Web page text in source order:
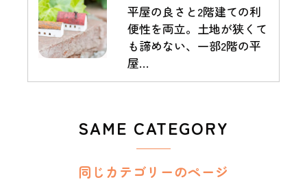
平屋の良さと2階建ての利
便性を両立。土地が狭くて
も諦めない、一部2階の平
屋…
同じカテゴリーのページ
SAME CATEGORY